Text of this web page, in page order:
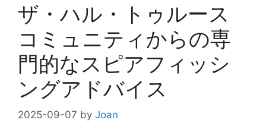
ザ・ハル・トゥルース
コミュニティからの専
門的なスピアフィッシ
ングアドバイス
2025-09-07 by Joan